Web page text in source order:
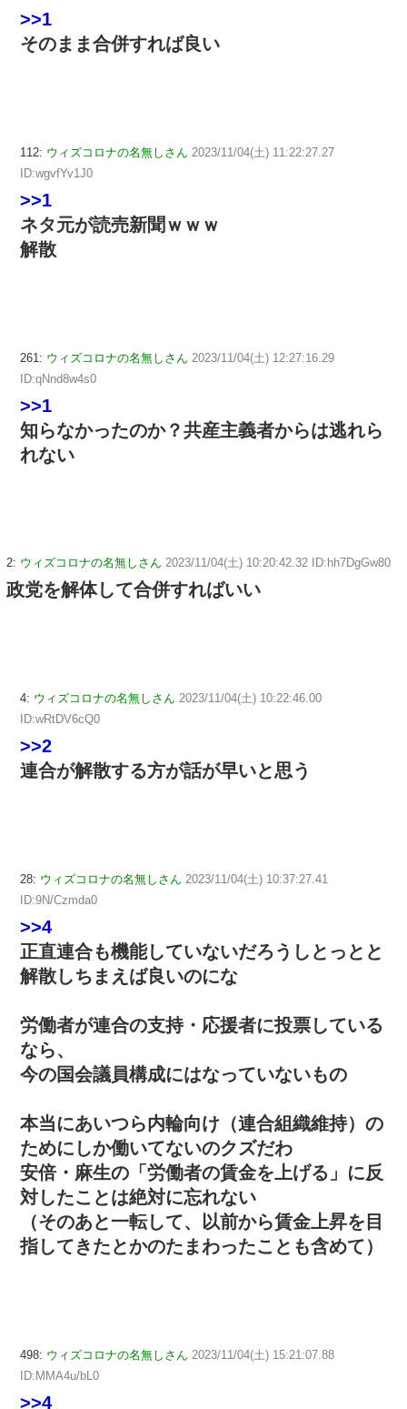
>>1
そのまま合併すれば良い
112: ウィズコロナの名無しさん 2023/11/04(土) 11:22:27.27
ID:wgvfYv1J0
>>1
ネタ元が読売新聞ｗｗｗ
解散
261: ウィズコロナの名無しさん 2023/11/04(土) 12:27:16.29
ID:qNnd8w4s0
>>1
知らなかったのか？共産主義者からは逃れら
れない
2: ウィズコロナの名無しさん 2023/11/04(土) 10:20:42.32 ID:hh7DgGw80
政党を解体して合併すればいい
4: ウィズコロナの名無しさん 2023/11/04(土) 10:22:46.00
ID:wRtDV6cQ0
>>2
連合が解散する方が話が早いと思う
28: ウィズコロナの名無しさん 2023/11/04(土) 10:37:27.41
ID:9N/Czmda0
>>4
正直連合も機能していないだろうしとっとと
解散しちまえば良いのにな
労働者が連合の支持・応援者に投票している
なら、
今の国会議員構成にはなっていないもの
本当にあいつら内輪向け（連合組織維持）の
ためにしか働いてないのクズだわ
安倍・麻生の「労働者の賃金を上げる」に反
対したことは絶対に忘れない
（そのあと一転して、以前から賃金上昇を目
指してきたとかのたまわったことも含めて）
498: ウィズコロナの名無しさん 2023/11/04(土) 15:21:07.88
ID:MMA4u/bL0
>>4